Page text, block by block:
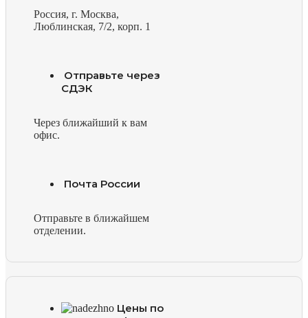
Россия, г. Москва,
Люблинская, 7/2, корп. 1
Отправьте через
СДЭК
Через ближайший к вам
офис.
Почта России
Отправьте в ближайшем
отделении.
Цены по